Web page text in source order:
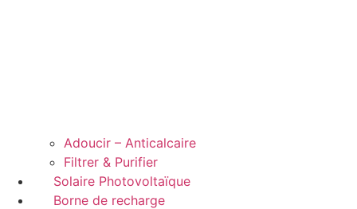
Adoucir – Anticalcaire
Filtrer & Purifier
Solaire Photovoltaïque
Borne de recharge